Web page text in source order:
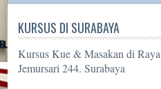
KURSUS DI SURABAYA
Kursus Kue & Masakan di Raya
Jemursari 244. Surabaya